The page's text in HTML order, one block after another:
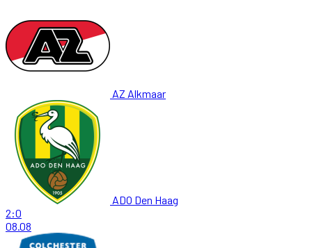
AZ Alkmaar
ADO Den Haag
2:0
08.08